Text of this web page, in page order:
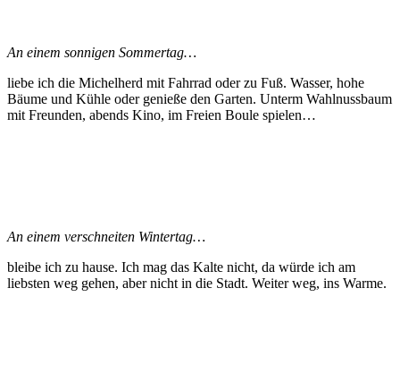
An einem sonnigen Sommertag…
liebe ich die Michelherd mit Fahrrad oder zu Fuß. Wasser, hohe
Bäume und Kühle oder genieße den Garten. Unterm Wahlnussbaum
mit Freunden, abends Kino, im Freien Boule spielen…
An einem verschneiten Wintertag…
bleibe ich zu hause. Ich mag das Kalte nicht, da würde ich am
liebsten weg gehen, aber nicht in die Stadt. Weiter weg, ins Warme.